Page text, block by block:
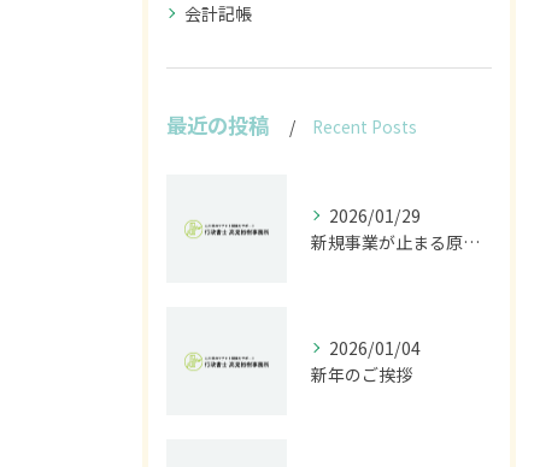
会計記帳
最近の投稿 Recent Posts
2026/01/29
新規事業が止まる原因は法規制｜開発前に行うべきリスク診断とは
2026/01/04
新年のご挨拶